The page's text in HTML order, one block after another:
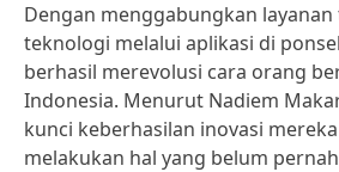
Dengan menggabungkan
teknologi melalui aplikasi di
berhasil merevolusi cara orang
Indonesia. Menurut Nadiem
kunci keberhasilan inovasi
melakukan hal yang belum